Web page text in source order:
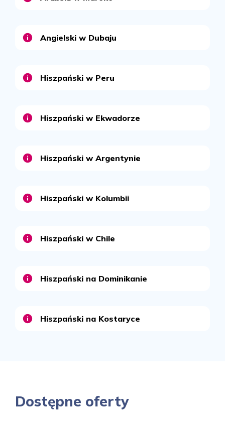
Angielski w Dubaju
Hiszpański w Peru
Hiszpański w Ekwadorze
Hiszpański w Argentynie
Hiszpański w Kolumbii
Hiszpański w Chile
Hiszpański na Dominikanie
Hiszpański na Kostaryce
Dostępne oferty